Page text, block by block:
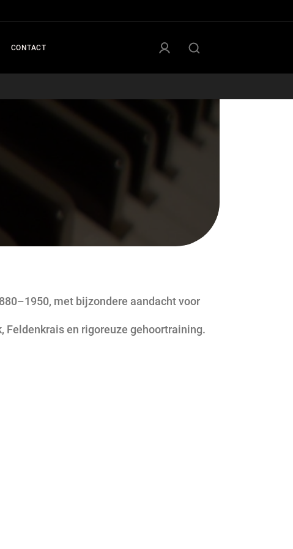
CONTACT
met bijzondere aandacht voor
Feldenkrais en rigoreuze gehoortraining.